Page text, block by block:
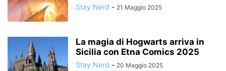
Stay Nerd - 21 Maggio 2025
La magia di Hogwarts arriva in
Sicilia con Etna Comics 2025
Stay Nerd - 20 Maggio 2025